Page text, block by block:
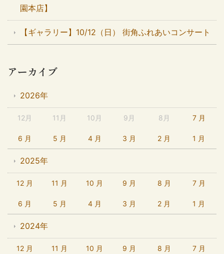
園本店】
【ギャラリー】10/12（日） 街角ふれあいコンサート
アーカイブ
2026年
12月 11月 10月 9月 8月 7 月
6 月 5 月 4 月 3 月 2 月 1 月
2025年
12 月 11 月 10 月 9 月 8 月 7 月
6 月 5 月 4 月 3 月 2 月 1 月
2024年
12 月 11 月 10 月 9 月 8 月 7 月